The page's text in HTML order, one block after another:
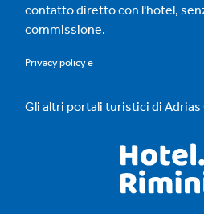
contatto diretto con l'hotel,
commissione.
Privacy policye
Gli altri portali turistici di Adrias